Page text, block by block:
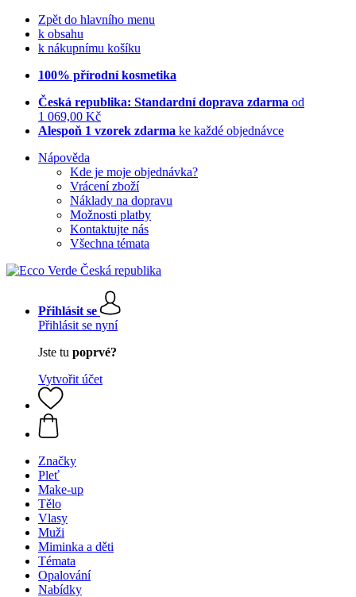
Zpět do hlavního menu
k obsahu
k nákupnímu košíku
100% přírodní kosmetika
Česká republika: Standardní doprava zdarma od
1 069,00 Kč
Alespoň 1 vzorek zdarma ke každé objednávce
Nápověda
Kde je moje objednávka?
Vrácení zboží
Náklady na dopravu
Možnosti platby
Kontaktujte nás
Všechna témata
Přihlásit se
Přihlásit se nyní
Jste tu poprvé?
Vytvořit účet
Značky
Pleť
Make-up
Tělo
Vlasy
Muži
Miminka a děti
Témata
Opalování
Nabídky